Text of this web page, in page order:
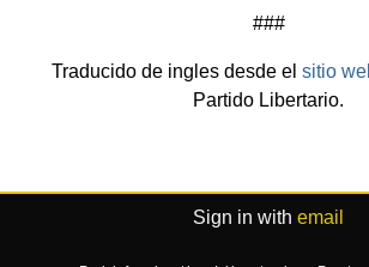
###
Traducido de ingles desde el sitio
Partido Libertario.
Sign in with email